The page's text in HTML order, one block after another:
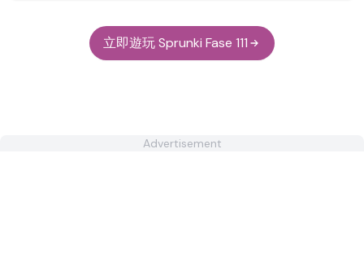
立即遊玩 Sprunki Fase 111
Advertisement